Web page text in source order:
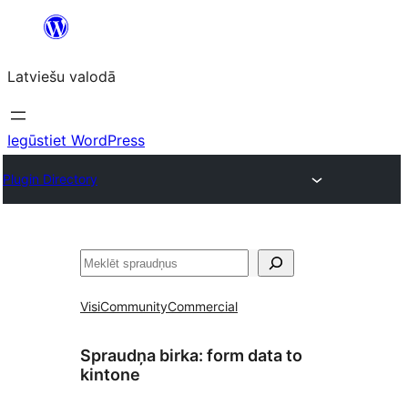
Pāriet
saturu
Latviešu valodā
Iegūstiet WordPress
Plugin Directory
Meklēt
VisiCommunityCommercial
Spraudņa birka: form data to
kintone